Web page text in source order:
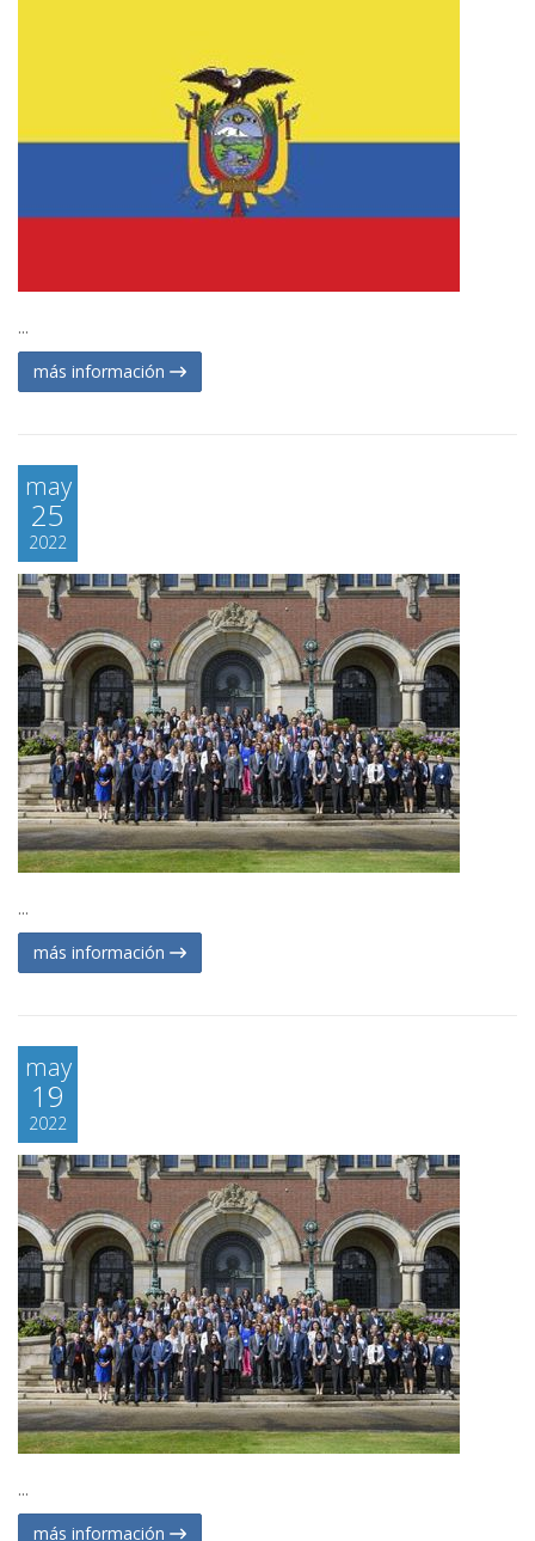
...
más información
may
25
2022
...
más información
may
19
2022
...
más información